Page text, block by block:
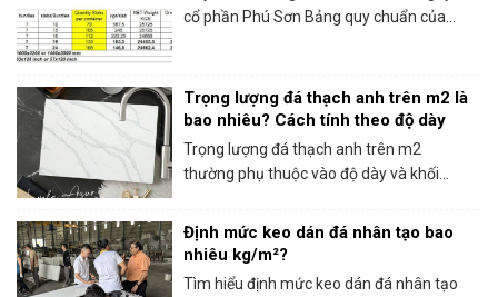
cổ phần Phú Sơn Bảng quy chuẩn của...
Trọng lượng đá thạch anh trên m2 là
bao nhiêu? Cách tính theo độ dày
Trọng lượng đá thạch anh trên m2
thường phụ thuộc vào độ dày và khối...
Định mức keo dán đá nhân tạo bao
nhiêu kg/m²?
Tìm hiểu định mức keo dán đá nhân tạo